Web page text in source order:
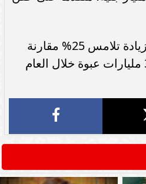
بلغت مبيعات الأدوية في مصر نحو 154.7 مليار جنيه خلال عام 2023، بزيادة تلامس 25% مقارنة
بعام 2022، فيما تراجعت الوحدات المباعة (UNITS) بنسبة 7.3% إلى 3 مليارات عبوة خلال العام